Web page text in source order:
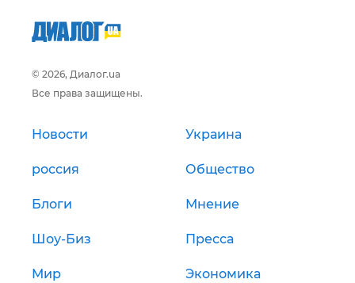
© 2026, Диалог.ua
Все права защищены.
Новости Украина
россия Общество
Блоги Мнение
Шоу-Биз Пресса
Мир Экономика